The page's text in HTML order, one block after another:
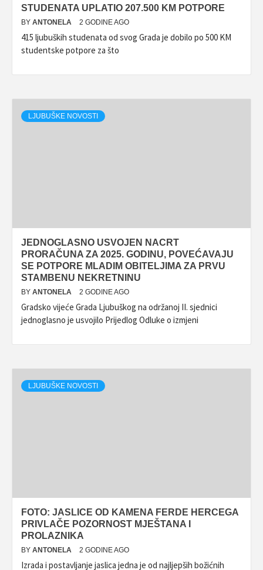
STUDENATA UPLATIO 207.500 KM POTPORE
BY ANTONELA 2 GODINE AGO
415 ljubuških studenata od svog Grada je dobilo po 500 KM
studentske potpore za što
LJUBUŠKE NOVOSTI
JEDNOGLASNO USVOJEN NACRT
PRORAČUNA ZA 2025. GODINU, POVEĆAVAJU
SE POTPORE MLADIM OBITELJIMA ZA PRVU
STAMBENU NEKRETNINU
BY ANTONELA 2 GODINE AGO
Gradsko vijeće Grada Ljubuškog na održanoj II. sjednici
jednoglasno je usvojilo Prijedlog Odluke o izmjeni
LJUBUŠKE NOVOSTI
FOTO: JASLICE OD KAMENA FERDE HERCEGA
PRIVLAČE POZORNOST MJEŠTANA I
PROLAZNIKA
BY ANTONELA 2 GODINE AGO
Izrada i postavljanje jaslica jedna je od najljepših božićnih